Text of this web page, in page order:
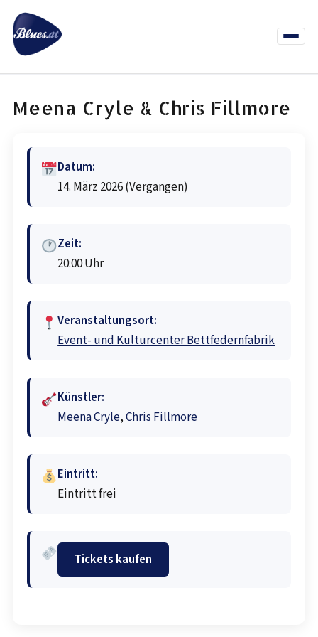
Inhalt
springen
Menü
Meena Cryle & Chris Fillmore
Datum:
14. März 2026(Vergangen)
Zeit:
20:00 Uhr
Veranstaltungsort:
Event- und Kulturcenter Bettfedernfabrik
Künstler:
Meena Cryle,Chris Fillmore
Eintritt:
Eintritt frei
Tickets kaufen